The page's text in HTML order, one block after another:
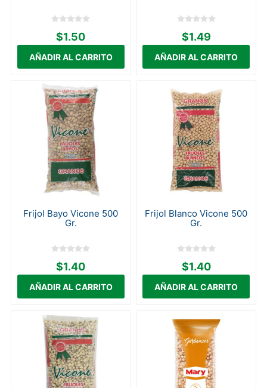
$1.50 $1.49
Frijol Bayo Vicone 500
Gr.
$1.40
Frijol Blanco Vicone 500
Gr.
$1.40